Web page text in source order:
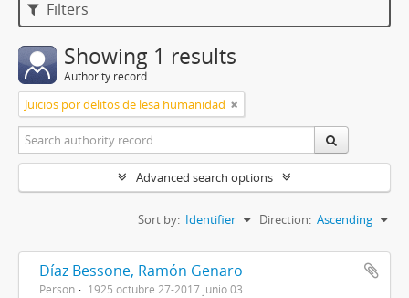
Filters
Showing 1 results
Authority record
Juicios por delitos de lesa humanidad
Advanced search options
Sort by: Identifier Direction: Ascending
Díaz Bessone, Ramón Genaro
Person 1925 octubre 27-2017 junio 03